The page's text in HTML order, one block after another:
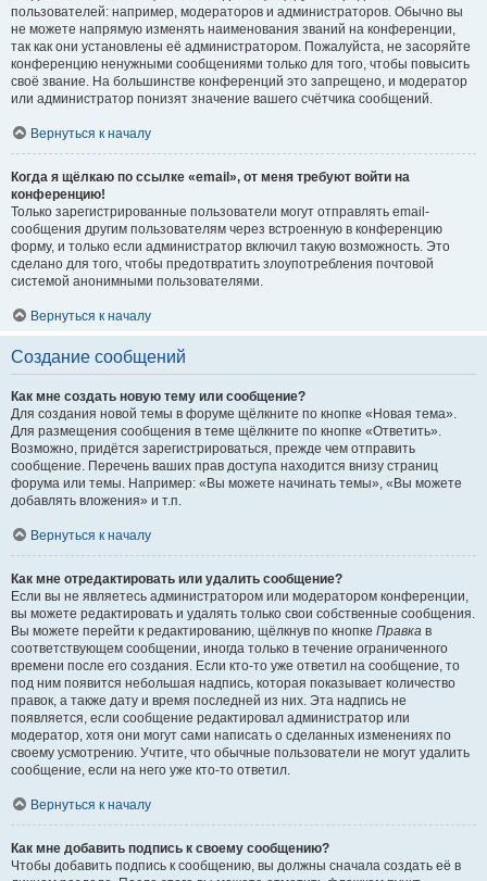
пользователей: например, модераторов и администраторов. Обычно вы
не можете напрямую изменять наименования званий на конференции,
так как они установлены её администратором. Пожалуйста, не засоряйте
конференцию ненужными сообщениями только для того, чтобы повысить
своё звание. На большинстве конференций это запрещено, и модератор
или администратор понизят значение вашего счётчика сообщений.
Вернуться к началу
Когда я щёлкаю по ссылке «email», от меня требуют войти на
конференцию!
Только зарегистрированные пользователи могут отправлять email-
сообщения другим пользователям через встроенную в конференцию
форму, и только если администратор включил такую возможность. Это
сделано для того, чтобы предотвратить злоупотребления почтовой
системой анонимными пользователями.
Вернуться к началу
Создание сообщений
Как мне создать новую тему или сообщение?
Для создания новой темы в форуме щёлкните по кнопке «Новая тема».
Для размещения сообщения в теме щёлкните по кнопке «Ответить».
Возможно, придётся зарегистрироваться, прежде чем отправить
сообщение. Перечень ваших прав доступа находится внизу страниц
форума или темы. Например: «Вы можете начинать темы», «Вы можете
добавлять вложения» и т.п.
Вернуться к началу
Как мне отредактировать или удалить сообщение?
Если вы не являетесь администратором или модератором конференции,
вы можете редактировать и удалять только свои собственные сообщения.
Вы можете перейти к редактированию, щёлкнув по кнопке Правка в
соответствующем сообщении, иногда только в течение ограниченного
времени после его создания. Если кто-то уже ответил на сообщение, то
под ним появится небольшая надпись, которая показывает количество
правок, а также дату и время последней из них. Эта надпись не
появляется, если сообщение редактировал администратор или
модератор, хотя они могут сами написать о сделанных изменениях по
своему усмотрению. Учтите, что обычные пользователи не могут удалить
сообщение, если на него уже кто-то ответил.
Вернуться к началу
Как мне добавить подпись к своему сообщению?
Чтобы добавить подпись к сообщению, вы должны сначала создать её в